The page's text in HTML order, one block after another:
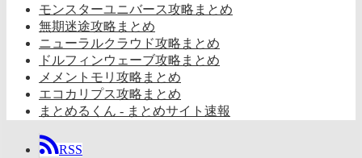
モンスターユニバース攻略まとめ
無期迷途攻略まとめ
ニューラルクラウド攻略まとめ
ドルフィンウェーブ攻略まとめ
メメントモリ攻略まとめ
エコカリプス攻略まとめ
まとめるくん - まとめサイト速報
RSS